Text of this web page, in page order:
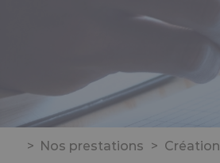
> Nos prestations >